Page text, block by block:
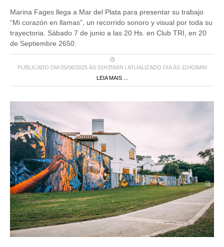
Marina Fages llega a Mar del Plata para presentar su trabajo
“Mi corazón en llamas”, un recorrido sonoro y visual por toda su
trayectoria. Sábado 7 de junio a las 20 Hs. en Club TRI, en 20
de Septiembre 2650.
PUBLICADO DIA 05/06/2025 ÀS 01H35MIN | ATUALIZADO DIA ÀS 11H03MIN
LEIA MAIS ...